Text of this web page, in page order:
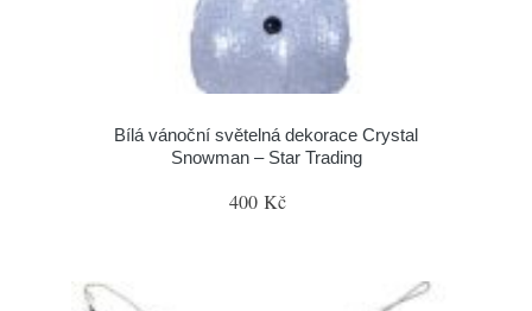
Bílá vánoční světelná dekorace Crystal
Snowman – Star Trading
400 Kč